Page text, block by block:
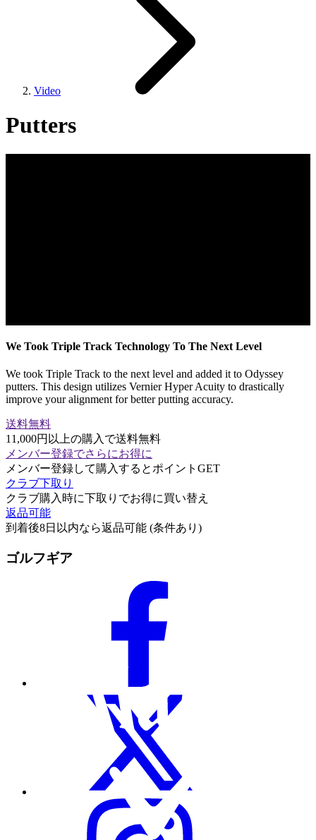
Video
Putters
We Took Triple Track Technology To The Next Level
We took Triple Track to the next level and added it to Odyssey
putters. This design utilizes Vernier Hyper Acuity to drastically
improve your alignment for better putting accuracy.
送料無料
11,000円以上の購入で送料無料
メンバー登録でさらにお得に
メンバー登録して購入するとポイントGET
クラブ下取り
クラブ購入時に下取りでお得に買い替え
返品可能
到着後8日以内なら返品可能 (条件あり)
ゴルフギア